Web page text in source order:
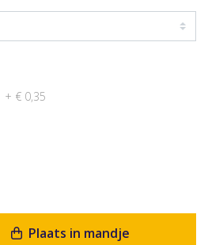
+ € 0,35
Plaats in mandje